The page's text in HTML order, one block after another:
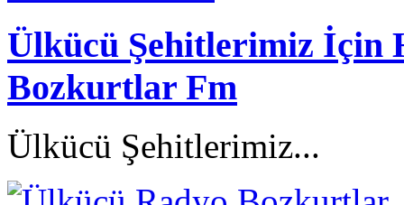
Ülkücü Şehitlerimiz İçin
Bozkurtlar Fm
Ülkücü Şehitlerimiz...